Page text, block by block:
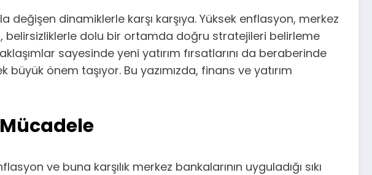
dinamiklerle karşı karşıya. Yüksek enflasyon, merkez
belirsizliklerle dolu bir ortamda doğru stratejileri belirleme
sayesinde yeni yatırım fırsatlarını da beraberinde
önem taşıyor. Bu yazımızda, finans ve yatırım
ve buna karşılık merkez bankalarının uyguladığı sıkı